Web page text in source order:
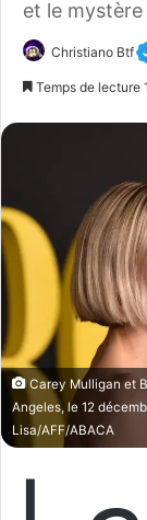
et le
Christiano Btf
Temps de lecture
Carey Mulligan et
Angeles, le 12
Lisa/AFF/ABACA